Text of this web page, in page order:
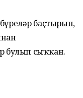
баҫтырып,
булып сыҡҡан.